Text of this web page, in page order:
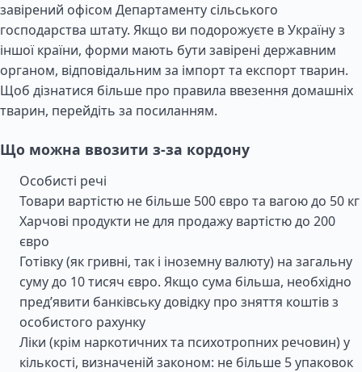
завірений офісом Департаменту сільського
господарства штату. Якщо ви подорожуєте в Україну з
іншої країни, форми мають бути завірені державним
органом, відповідальним за імпорт та експорт тварин.
Щоб дізнатися більше про правила ввезення домашніх
тварин, перейдіть за посиланням.
Що можна ввозити з-за кордону
Особисті речі
Товари вартістю не більше 500 євро та вагою до 50 кг
Харчові продукти не для продажу вартістю до 200
євро
Готівку (як гривні, так і іноземну валюту) на загальну
суму до 10 тисяч євро. Якщо сума більша, необхідно
пред’явити банківську довідку про зняття коштів з
особистого рахунку
Ліки (крім наркотичних та психотропних речовин) у
кількості, визначеній законом: не більше 5 упаковок